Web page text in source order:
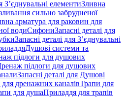
З’єднувальні елементиЗливна
сильно забрудненої
арматура для раковин для
водиСифониЗапасні деталі для
Запасні деталі для З’єднувальні
Душові системи та
підлоги для душових
підлоги для душових
Запасні деталі для Душові
дренажних каналівТрапи для
для душаПриладдя для трапів